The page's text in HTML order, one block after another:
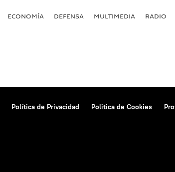
ECONOMÍA DEFENSA MULTIMEDIA RADIO
Política de Privacidad Politica de Cookies